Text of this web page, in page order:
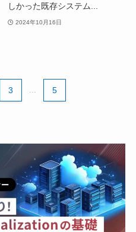
しかった既存システム...
2024年10月16日
3 ... 5